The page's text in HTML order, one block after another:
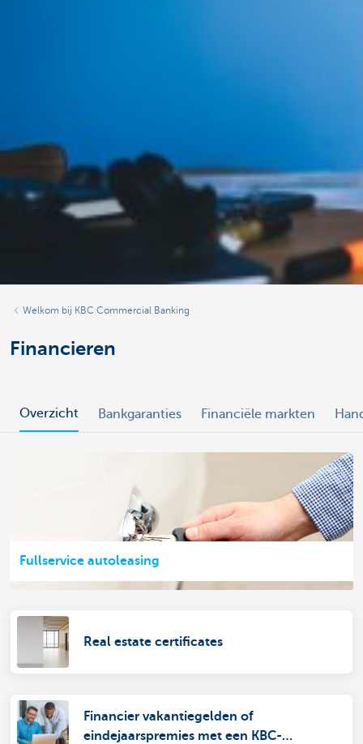
Welkom bij KBC Commercial Banking
Financieren
Overzicht Bankgaranties Financiële markten
Fullservice autoleasing
Real estate certificates
Financier vakantiegelden of
eindejaarspremies met een KBC-